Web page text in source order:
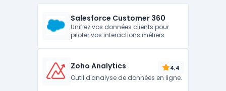
Salesforce Customer 360
Unifiez vos données clients pour
piloter vos interactions métiers
Zoho Analytics 4,4
Outil d'analyse de données en ligne.